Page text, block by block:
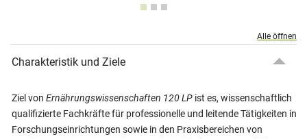
Alle öffnen
Charakteristik und Ziele
Ziel von Ernährungswissenschaften 120 LP ist es, wissenschaftlich
qualifizierte Fachkräfte für professionelle und leitende Tätigkeiten in
Forschungseinrichtungen sowie in den Praxisbereichen von